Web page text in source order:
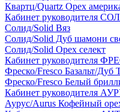
Квартц/Quartz Орех
Кабинет руководителя
Солид/Solid Вяз
Солид/Solid Дуб шамони
Солид/Solid Орех селект
Кабинет руководителя
Фреско/Fresco Базальт/Дуб
Фреско/Fresco Белый
Кабинет руководителя
Аурус/Aurus Кофейный